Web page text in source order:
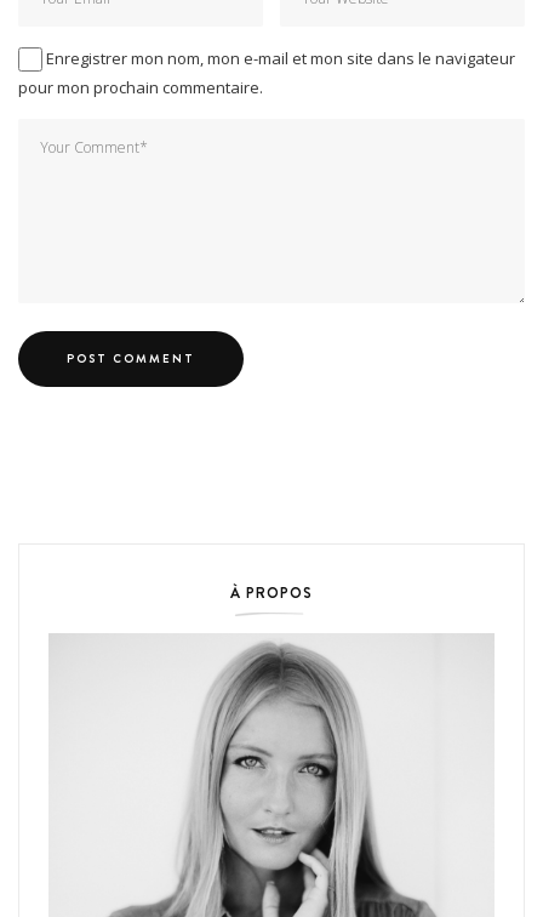
Enregistrer mon nom, mon e-mail et mon site dans le navigateur
pour mon prochain commentaire.
À PROPOS